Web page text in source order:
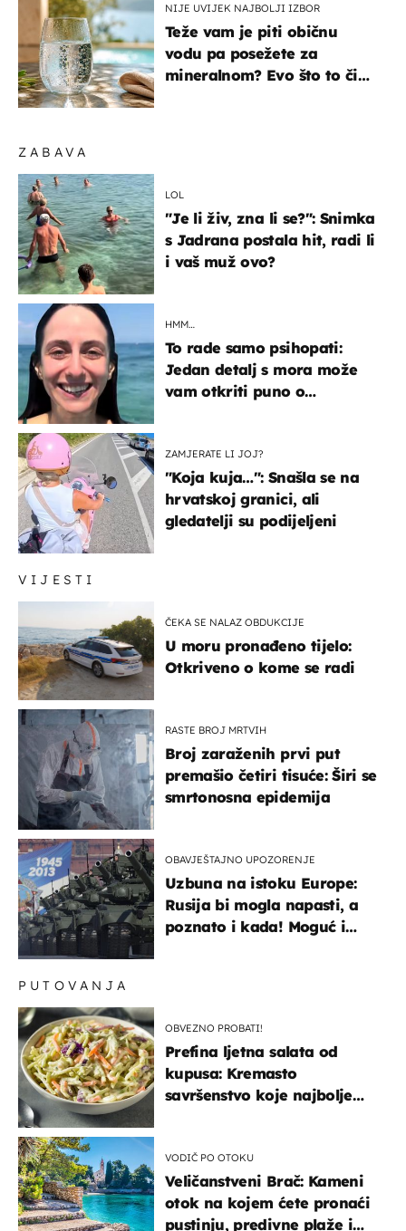
VIJESTI
ČEKA SE NALAZ OBDUKCIJE
U moru pronađeno tijelo:
Otkriveno o kome se radi
RASTE BROJ MRTVIH
Broj zaraženih prvi put
premašio četiri tisuće: Širi se
smrtonosna epidemija
OBAVJEŠTAJNO UPOZORENJE
Uzbuna na istoku Europe:
Rusija bi mogla napasti, a
poznato i kada! Moguć i
ZABAVA
LOL
"Je li živ, zna li se?": Snimka
s Jadrana postala hit, radi li
i vaš muž ovo?
HMM…
To rade samo psihopati:
Jedan detalj s mora može
vam otkriti puno o
ZAMJERATE LI JOJ?
"Koja kuja…": Snašla se na
hrvatskoj granici, ali
gledatelji su podijeljeni
PUTOVANJA
OBVEZNO PROBATI!
Prefina ljetna salata od
kupusa: Kremasto
savršenstvo koje najbolje
VODIČ PO OTOKU
Veličanstveni Brač: Kameni
otok na kojem ćete pronaći
pustinju, predivne plaže i
NIJE UVIJEK NAJBOLJI IZBOR
Teže vam je piti običnu
vodu pa posežete za
mineralnom? Evo što to čini